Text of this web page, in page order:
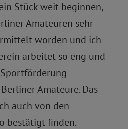
Stück weit beginnen,
Amateuren sehr
worden und ich
arbeitet so eng und
Amateure. Das
auch von den
bestätigt finden.